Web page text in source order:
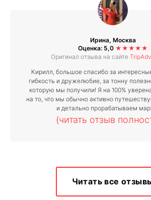
Ирина, Москва
Оценка: 5,0 ★★★★★
Оригинал отзыва на сайте
Кирилл, большое спасибо за
гибкость и дружелюбие, за тонну
которую мы получили! Я на 100%
на то, что мы обычно активно
и детально прорабатываем
(читать отзыв
Читать все